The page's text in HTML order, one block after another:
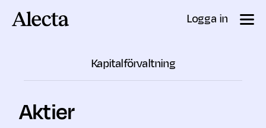
Logga in
Kapitalförvaltning
Aktier